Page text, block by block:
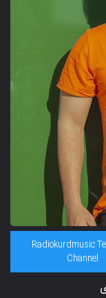
Radiokurdmusic
Channel